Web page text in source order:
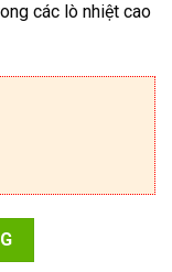
các lò nhiệt cao